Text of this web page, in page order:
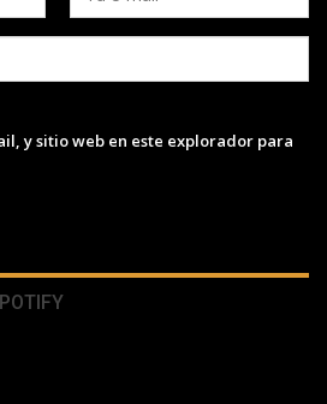
y sitio web en este explorador para